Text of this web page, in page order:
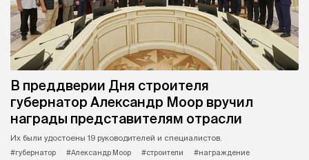
В преддверии Дня строителя
губернатор Александр Моор вручил
награды представителям отрасли
Их были удостоены 19 руководителей и специалистов.
#губернатор
#Александр Моор #строители
#награждение